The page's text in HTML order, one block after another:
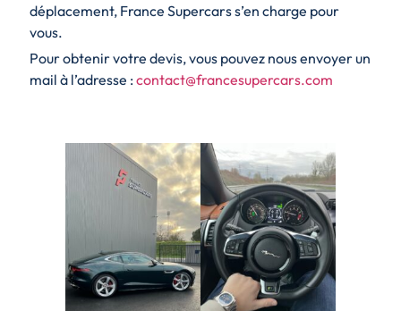
déplacement, France Supercars s’en charge pour
vous.
Pour obtenir votre devis, vous pouvez nous envoyer un
mail à l’adresse :contact@francesupercars.com